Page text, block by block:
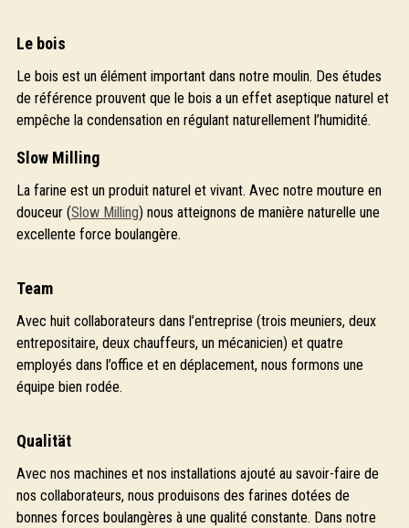
Le bois
Le bois est un élément important dans notre moulin. Des études
de référence prouvent que le bois a un effet aseptique naturel et
empêche la condensation en régulant naturellement l’humidité.
Slow Milling
La farine est un produit naturel et vivant. Avec notre mouture en
douceur (Slow Milling) nous atteignons de manière naturelle une
excellente force boulangère.
Team
Avec huit collaborateurs dans l’entreprise (trois meuniers, deux
entrepositaire, deux chauffeurs, un mécanicien) et quatre
employés dans l’office et en déplacement, nous formons une
équipe bien rodée.
Qualität
Avec nos machines et nos installations ajouté au savoir-faire de
nos collaborateurs, nous produisons des farines dotées de
bonnes forces boulangères à une qualité constante. Dans notre